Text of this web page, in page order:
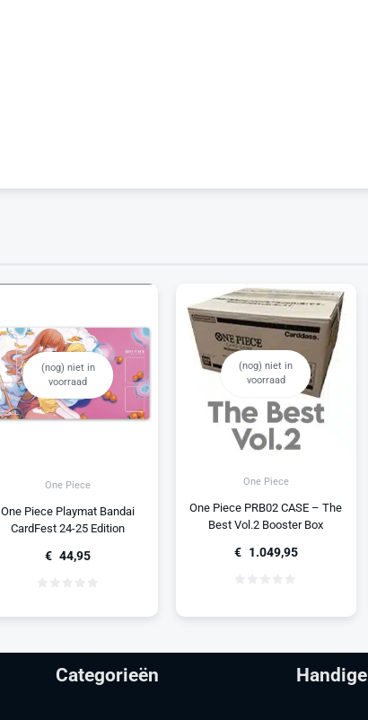
(nog) niet in
voorraad
One Piece
One Piece Playmat Bandai
CardFest 24-25 Edition
€ 44,95
(nog) niet in
voorraad
One Piece
One Piece PRB02 CASE – The
Best Vol.2 Booster Box
€ 1.049,95
Categorieën